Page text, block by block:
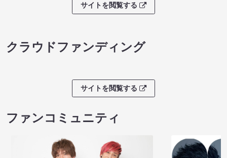
サイトを閲覧する
クラウドファンディング
サイトを閲覧する
ファンコミュニティ